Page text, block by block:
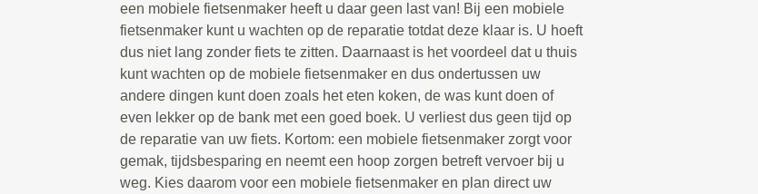
een mobiele fietsenmaker heeft u daar geen last van! Bij een mobiele
fietsenmaker kunt u wachten op de reparatie totdat deze klaar is. U hoeft
dus niet lang zonder fiets te zitten. Daarnaast is het voordeel dat u thuis
kunt wachten op de mobiele fietsenmaker en dus ondertussen uw
andere dingen kunt doen zoals het eten koken, de was kunt doen of
even lekker op de bank met een goed boek. U verliest dus geen tijd op
de reparatie van uw fiets. Kortom: een mobiele fietsenmaker zorgt voor
gemak, tijdsbesparing en neemt een hoop zorgen betreft vervoer bij u
weg. Kies daarom voor een mobiele fietsenmaker en plan direct uw